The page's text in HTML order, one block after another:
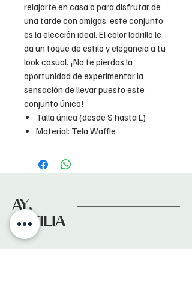
relajarte en casa o para disfrutar de
una tarde con amigas, este conjunto
es la elección ideal. El color ladrillo le
da un toque de estilo y elegancia a tu
look casual. ¡No te pierdas la
oportunidad de experimentar la
sensación de llevar puesto este
conjunto único!
Talla única (desde S hasta L)
Material: Tela Waffle
AY,
OTTILIA